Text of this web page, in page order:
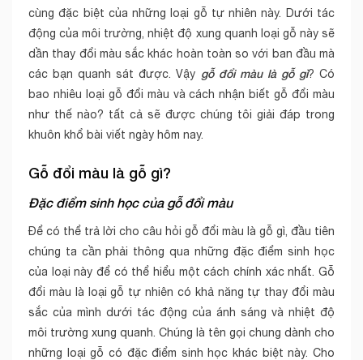
cùng đặc biệt của những loại gỗ tự nhiên này. Dưới tác
động của môi trường, nhiệt độ xung quanh loại gỗ này sẽ
dần thay đổi màu sắc khác hoàn toàn so với ban đầu mà
các bạn quanh sát được. Vậy gỗ đổi màu là gỗ gì? Có
bao nhiêu loại gỗ đổi màu và cách nhận biết gỗ đổi màu
như thế nào? tất cả sẽ được chúng tôi giải đáp trong
khuôn khổ bài viết ngày hôm nay.
Gỗ đổi màu là gỗ gì?
Đặc điểm sinh học của gỗ đổi màu
Để có thể trả lời cho câu hỏi gỗ đổi màu là gỗ gì, đầu tiên
chúng ta cần phải thông qua những đặc điểm sinh học
của loại này để có thể hiểu một cách chính xác nhất. Gỗ
đổi màu là loại gỗ tự nhiên có khả năng tự thay đổi màu
sắc của mình dưới tác động của ánh sáng và nhiệt độ
môi trường xung quanh. Chúng là tên gọi chung dành cho
những loại gỗ có đặc điểm sinh học khác biệt này. Cho